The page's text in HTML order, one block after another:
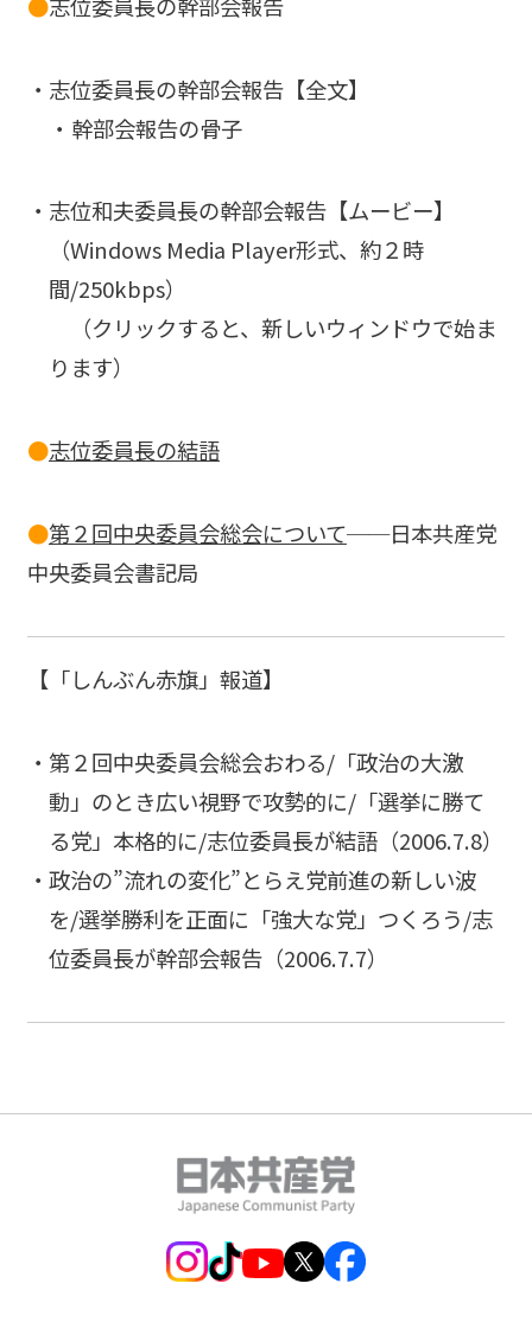
志位委員長の幹部会報告 【全文】
幹部会報告の骨子
志位和夫委員長の幹部会報告 【ムービー】
（Windows Media Player形式、約２時
間/250kbps）
（クリックすると、新しいウィンドウで始ま
ります）
●志位委員長の結語
●第２回中央委員会総会について──日本共産党
中央委員会書記局
【「しんぶん赤旗」報道】
第２回中央委員会総会おわる/「政治の大激
動」のとき広い視野で攻勢的に/「選挙に勝て
る党」本格的に/志位委員長が結語（2006.7.8）
政治の”流れの変化”とらえ党前進の新しい波
を/選挙勝利を正面に「強大な党」つくろう/志
位委員長が幹部会報告（2006.7.7）